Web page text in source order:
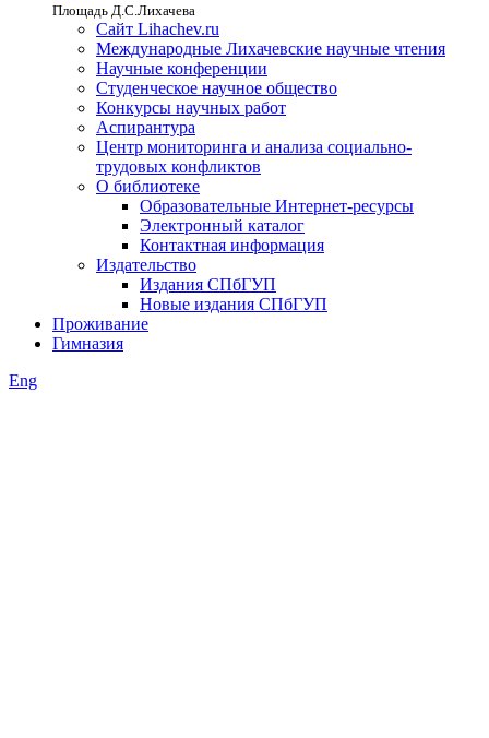
Площадь Д.С.Лихачева
Сайт Lihachev.ru
Международные Лихачевские научные чтения
Научные конференции
Студенческое научное общество
Конкурсы научных работ
Аспирантура
Центр мониторинга и анализа социально-
трудовых конфликтов
О библиотеке
Образовательные Интернет-ресурсы
Электронный каталог
Контактная информация
Издательство
Издания СПбГУП
Новые издания СПбГУП
Проживание
Гимназия
Eng